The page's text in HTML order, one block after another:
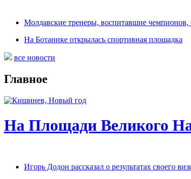
Молдавские тренеры, воспитавшие чемпионов,
На Ботанике открылась спортивная площадка
все новости
Главное
На Площади Великого
Игорь Додон рассказал о результатах своего